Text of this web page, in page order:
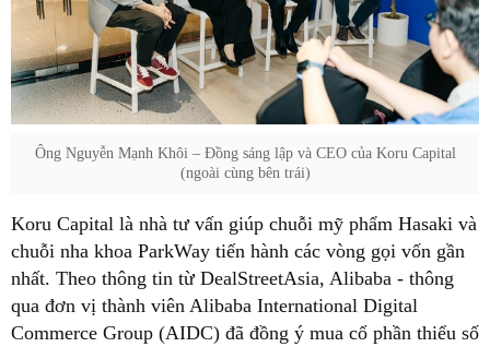
Ông Nguyễn Mạnh Khôi – Đồng sáng lập và CEO của Koru Capital
(ngoài cùng bên trái)
Koru Capital là nhà tư vấn giúp chuỗi mỹ phẩm Hasaki và
chuỗi nha khoa ParkWay tiến hành các vòng gọi vốn gần
nhất. Theo thông tin từ DealStreetAsia, Alibaba - thông
qua đơn vị thành viên Alibaba International Digital
Commerce Group (AIDC) đã đồng ý mua cổ phần thiểu số